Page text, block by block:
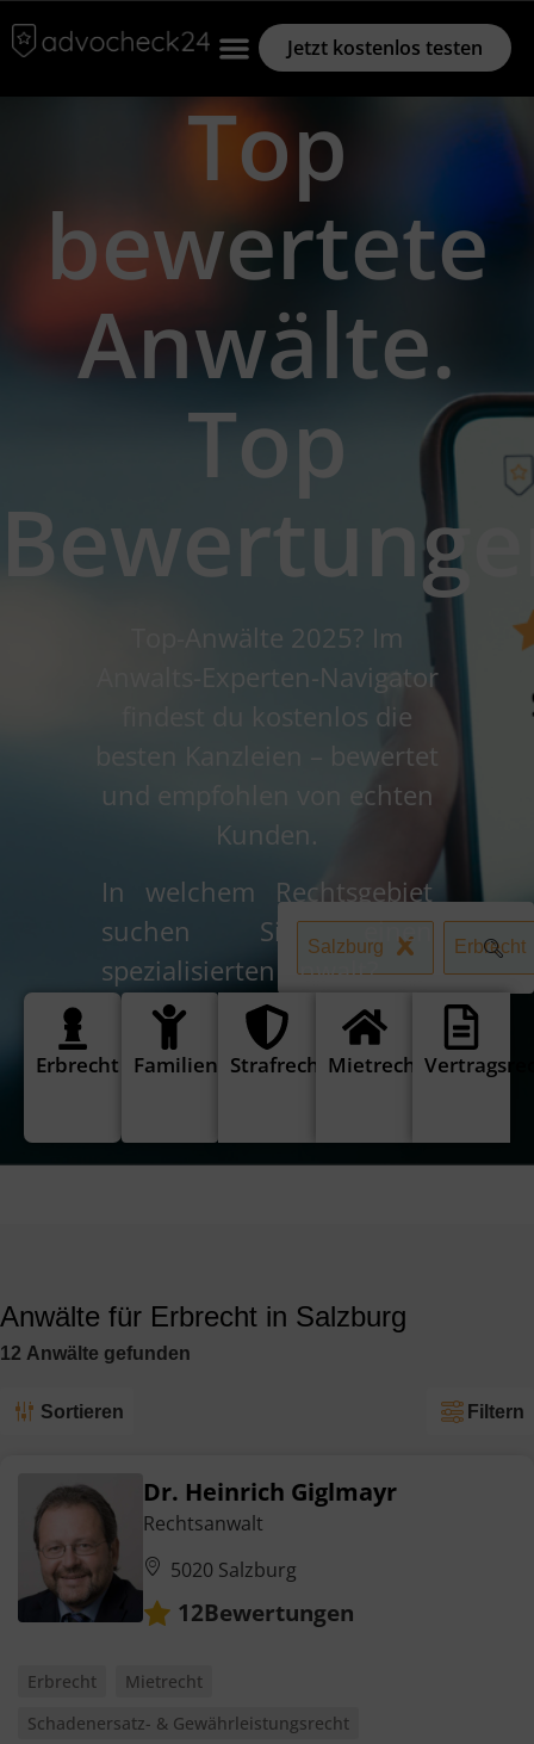
Jetzt kostenlos testen
Top
bewertete
Anwälte.
Top
Top-Anwälte 2025? Im
Anwalts-Experten-Navigator
findest du kostenlos die
besten Kanzleien – bewertet
und empfohlen von echten
Kunden.
Salzburg Erbrecht
In welchem Rechtsgebiet
suchen Sie einen
spezialisierten Anwalt?
Erbrecht FamilienrechtStrafrecht Mietrecht
Anwälte für Erbrecht in Salzburg
12 Anwälte gefunden
Sortieren Filtern
Dr. Heinrich Giglmayr
Rechtsanwalt
5020 Salzburg
12Bewertungen
Erbrecht
Mietrecht
Schadenersatz- & Gewährleistungsrecht